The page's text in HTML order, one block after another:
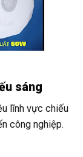
sáng
lĩnh vực chiếu
công nghiệp.